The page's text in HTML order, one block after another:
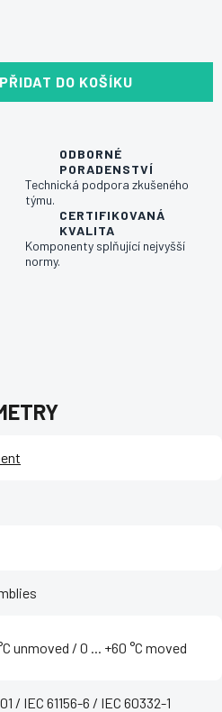
PŘIDAT DO KOŠÍKU
ODBORNÉ
PORADENSTVÍ
Technická podpora zkušeného
týmu.
CERTIFIKOVANÁ
KVALITA
Komponenty splňující nejvyšší
normy.
unmoved / ‌0 ... +60 °C moved
/ IEC 61156-6 / IEC 60332-1